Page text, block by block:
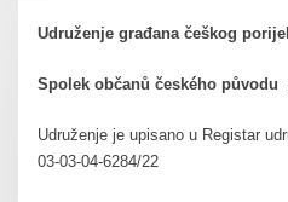
Udruženje građana češkog
Spolek občanů českého původu
Udruženje je upisano u Registar
03-03-04-6284/22